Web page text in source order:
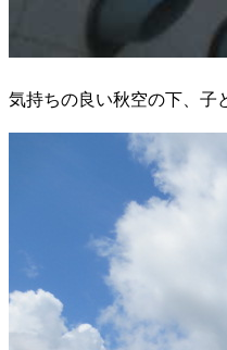
気持ちの良い秋空の下、子